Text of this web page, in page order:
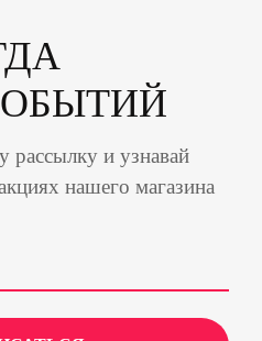
рассылку и узнавай
нашего магазина